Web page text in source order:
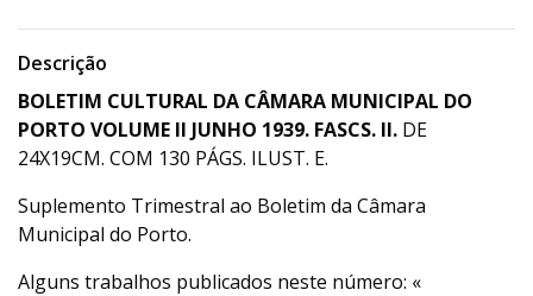
Descrição
BOLETIM CULTURAL DA CÂMARA MUNICIPAL DO
PORTO VOLUME II JUNHO 1939. FASCS. II. DE
24X19CM. COM 130 PÁGS. ILUST. E.
Suplemento Trimestral ao Boletim da Câmara
Municipal do Porto.
Alguns trabalhos publicados neste número: «